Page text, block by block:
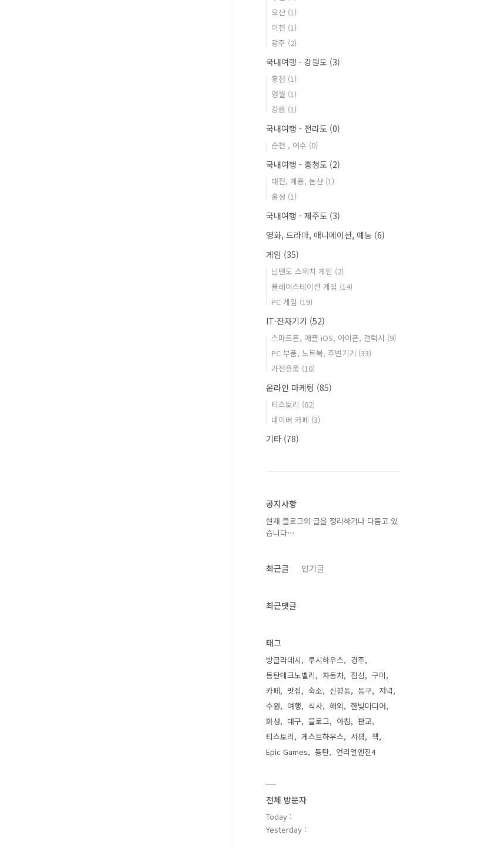
오산 (1)
이천 (1)
광주 (2)
국내여행 - 강원도 (3)
홍천 (1)
영월 (1)
강릉 (1)
국내여행 - 전라도 (0)
순천 , 여수 (0)
국내여행 - 충청도 (2)
대전, 계룡, 논산 (1)
홍성 (1)
국내여행 - 제주도 (3)
영화, 드라마, 애니메이션, 예능 (6)
게임 (35)
닌텐도 스위치 게임 (2)
플레이스테이션 게임 (14)
PC 게임 (19)
IT·전자기기 (52)
스마트폰, 애플 iOS, 아이폰, 갤럭시 (9)
PC 부품, 노트북, 주변기기 (33)
가전용품 (10)
온라인 마케팅 (85)
티스토리 (82)
네이버 카페 (3)
기타 (78)
공지사항
현재 블로그의 글을 정리하거나 다듬고 있
습니다⋯
최근글 인기글
최근댓글
태그
방글라데시 루시하우스
경주
동탄테크노밸리
자동차 점심
구미
카페
맛집 숙소 신평동 동구
저녁
수원
여행 식사 해외
한빛미디어
화성
대구 블로그 아침
판교
티스토리
게스트하우스 서평
책
Epic Games
동탄 언리얼엔진4
전체 방문자
Today :
Yesterday :